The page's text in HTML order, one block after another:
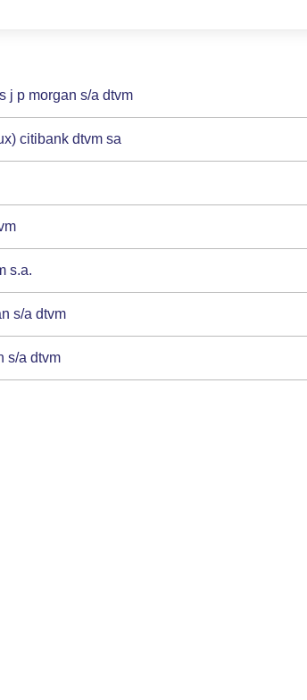
j p morgan s/a dtvm
citibank dtvm sa
s.a.
s/a dtvm
s/a dtvm